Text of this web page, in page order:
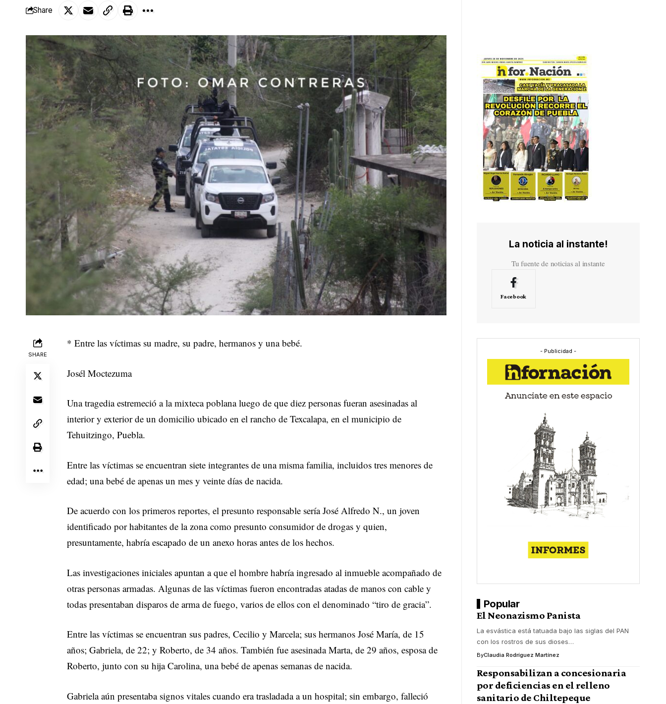
Share
SHARE
* Entre las víctimas su madre, su padre, hermanos y una bebé.
Josél Moctezuma
Una tragedia estremeció a la mixteca poblana luego de que diez personas fueran asesinadas al
interior y exterior de un domicilio ubicado en el rancho de Texcalapa, en el municipio de
Tehuitzingo, Puebla.
Entre las víctimas se encuentran siete integrantes de una misma familia, incluidos tres menores de
edad; una bebé de apenas un mes y veinte días de nacida.
De acuerdo con los primeros reportes, el presunto responsable sería José Alfredo N., un joven
identificado por habitantes de la zona como presunto consumidor de drogas y quien,
presuntamente, habría escapado de un anexo horas antes de los hechos.
Las investigaciones iniciales apuntan a que el hombre habría ingresado al inmueble acompañado de
otras personas armadas. Algunas de las víctimas fueron encontradas atadas de manos con cable y
todas presentaban disparos de arma de fuego, varios de ellos con el denominado “tiro de gracia”.
Entre las víctimas se encuentran sus padres, Cecilio y Marcela; sus hermanos José María, de 15
años; Gabriela, de 22; y Roberto, de 34 años. También fue asesinada Marta, de 29 años, esposa de
Roberto, junto con su hija Carolina, una bebé de apenas semanas de nacida.
Gabriela aún presentaba signos vitales cuando era trasladada a un hospital; sin embargo, falleció
La noticia al instante!
Tu fuente de noticias al instante
Facebook
- Publicidad -
Popular
El Neonazismo Panista
La esvástica está tatuada bajo las siglas del PAN
con los rostros de sus dioses…
ByClaudia Rodríguez Martínez
Responsabilizan a concesionaria
por deficiencias en el relleno
sanitario de Chiltepeque